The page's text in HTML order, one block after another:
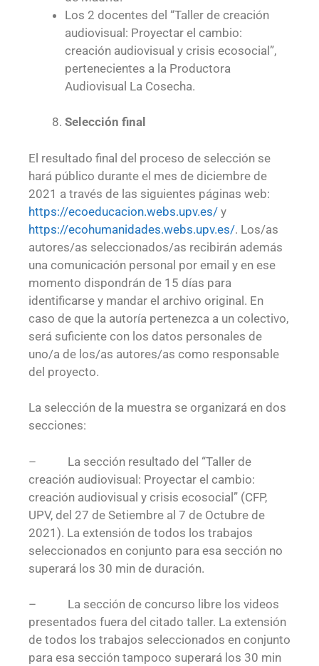
Los 2 docentes del “Taller de creación
audiovisual: Proyectar el cambio:
creación audiovisual y crisis ecosocial”,
pertenecientes a la Productora
Audiovisual La Cosecha.
Selección final
El resultado final del proceso de selección se
hará público durante el mes de diciembre de
2021 a través de las siguientes páginas web:
https://ecoeducacion.webs.upv.es/ y
https://ecohumanidades.webs.upv.es/. Los/as
autores/as seleccionados/as recibirán además
una comunicación personal por email y en ese
momento dispondrán de 15 días para
identificarse y mandar el archivo original. En
caso de que la autoría pertenezca a un colectivo,
será suficiente con los datos personales de
uno/a de los/as autores/as como responsable
del proyecto.
La selección de la muestra se organizará en dos
secciones:
– La sección resultado del “Taller de
creación audiovisual: Proyectar el cambio:
creación audiovisual y crisis ecosocial” (CFP,
UPV, del 27 de Setiembre al 7 de Octubre de
2021). La extensión de todos los trabajos
seleccionados en conjunto para esa sección no
superará los 30 min de duración.
– La sección de concurso libre los videos
presentados fuera del citado taller. La extensión
de todos los trabajos seleccionados en conjunto
para esa sección tampoco superará los 30 min